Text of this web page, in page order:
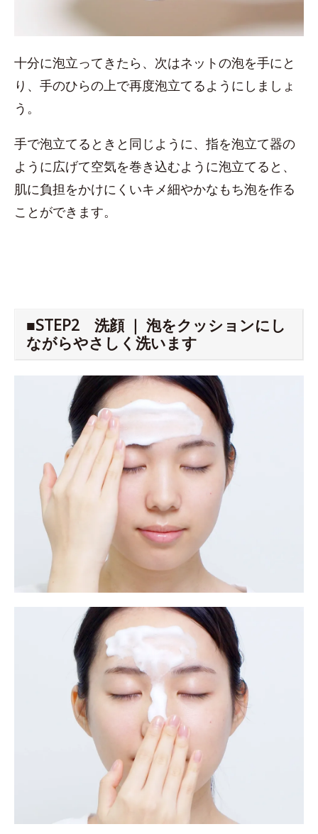
十分に泡立ってきたら、次はネットの泡を手にと
り、手のひらの上で再度泡立てるようにしましょ
う。
手で泡立てるときと同じように、指を泡立て器の
ように広げて空気を巻き込むように泡立てると、
肌に負担をかけにくいキメ細やかなもち泡を作る
ことができます。
■STEP2 洗顔 ｜ 泡をクッションにし
ながらやさしく洗います